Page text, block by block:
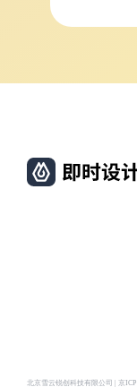
北京雪云锐创科技有限公司 | 京ICP